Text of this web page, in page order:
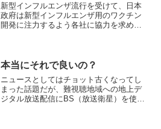
新型インフルエンザ流行を受けて、日本
政府は新型インフルエンザ用のワクチン
開発に注力するよう各社に協力を求めた
ンザ」用のワクチン製造を...
本当にそれで良いの？
ニュースとしてはチョット古くなってし
まった話題だが、難視聴地域への地上デ
ジタル放送配信にBS（放送衛星）を使う